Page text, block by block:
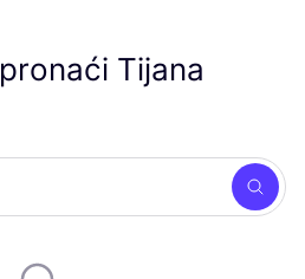
Tijana